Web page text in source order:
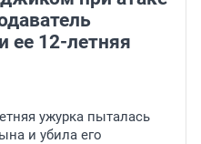
ее 12-летняя
ужурка пыталась
и убила его